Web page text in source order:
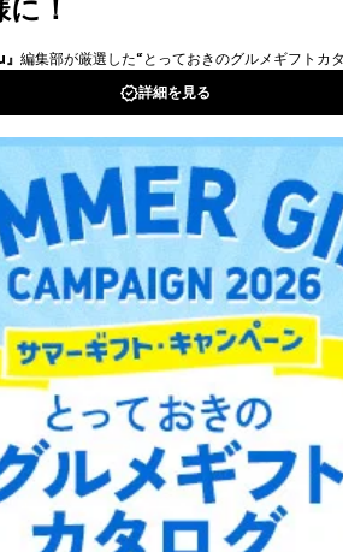
が無料で読み放題！
DOWNLOAD FOR IOS
DOWNLOAD FOR ANDROID
利用方法はこちら
総合案内
採用情報
お問い合わせ
特定商取引法に基づく表示
出版社の皆様へ
家の皆様へサイトマップ